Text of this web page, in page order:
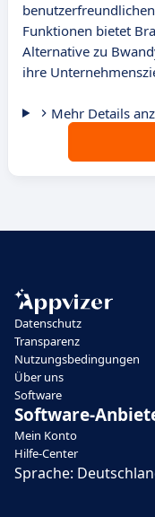
Funktionen bietet
Alternative zu
ihre
Mehr Details
Datenschutz
Transparenz
Nutzungsbedingungen
Über uns
Software
Software-
Mein Konto
Hilfe-Center
Sprache: